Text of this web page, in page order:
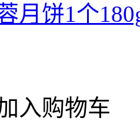
月饼1个
入购物车